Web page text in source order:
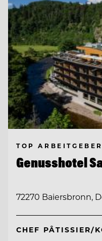
TOP ARBEITGEBER
Genusshotel
72270 Baiersbronn,
CHEF PÂTISSIER/